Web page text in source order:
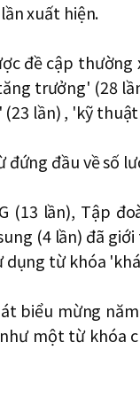
xuất hiện.
đề cập
trưởng' (28
lần) , 'kỹ
đứng đầu về số
(13 lần), Tập
(4 lần) đã
dụng từ khóa
biểu mừng
một từ khóa